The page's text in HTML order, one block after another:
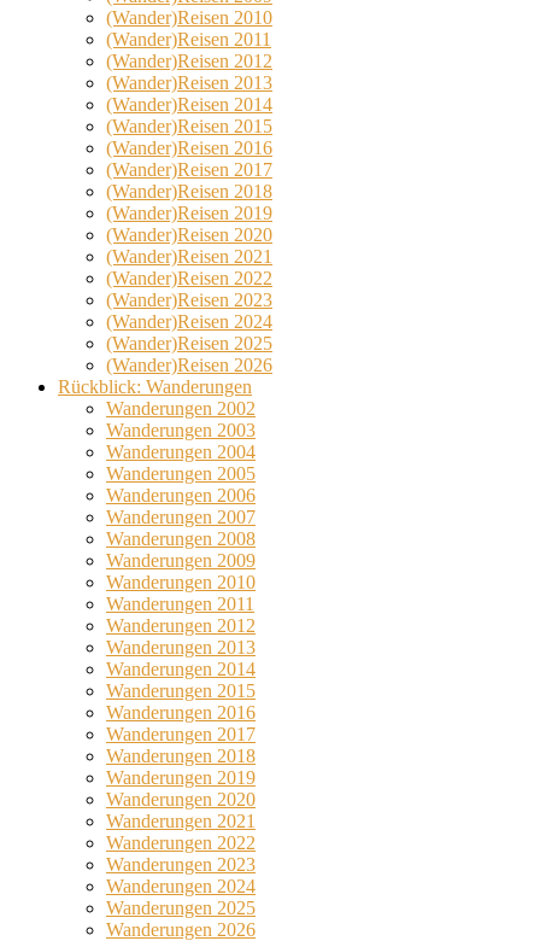
(Wander)Reisen 2010
(Wander)Reisen 2011
(Wander)Reisen 2012
(Wander)Reisen 2013
(Wander)Reisen 2014
(Wander)Reisen 2015
(Wander)Reisen 2016
(Wander)Reisen 2017
(Wander)Reisen 2018
(Wander)Reisen 2019
(Wander)Reisen 2020
(Wander)Reisen 2021
(Wander)Reisen 2022
(Wander)Reisen 2023
(Wander)Reisen 2024
(Wander)Reisen 2025
(Wander)Reisen 2026
Rückblick: Wanderungen
Wanderungen 2002
Wanderungen 2003
Wanderungen 2004
Wanderungen 2005
Wanderungen 2006
Wanderungen 2007
Wanderungen 2008
Wanderungen 2009
Wanderungen 2010
Wanderungen 2011
Wanderungen 2012
Wanderungen 2013
Wanderungen 2014
Wanderungen 2015
Wanderungen 2016
Wanderungen 2017
Wanderungen 2018
Wanderungen 2019
Wanderungen 2020
Wanderungen 2021
Wanderungen 2022
Wanderungen 2023
Wanderungen 2024
Wanderungen 2025
Wanderungen 2026